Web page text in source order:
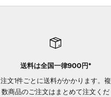
送料は全国一律900円*
注文1件ごとに送料がかかります。複
数商品のご注文はまとめて注文くだ